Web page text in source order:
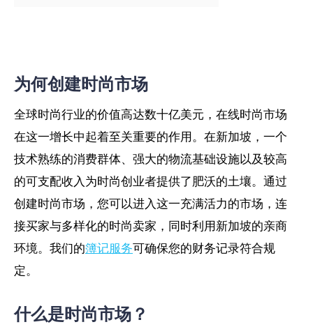
为何创建时尚市场
全球时尚行业的价值高达数十亿美元，在线时尚市场
在这一增长中起着至关重要的作用。在新加坡，一个
技术熟练的消费群体、强大的物流基础设施以及较高
的可支配收入为时尚创业者提供了肥沃的土壤。通过
创建时尚市场，您可以进入这一充满活力的市场，连
接买家与多样化的时尚卖家，同时利用新加坡的亲商
环境。我们的簿记服务可确保您的财务记录符合规
定。
什么是时尚市场？